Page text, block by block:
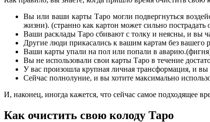
Вы или ваши карты Таро могли подвергнуться
жизни). (странно как картон может сильно пострадать
Ваши расклады Таро сбивают с толку и неясны, и вы
Другие люди прикасались к вашим картам без вашего
Ваши карты упали на пол или попали в
Вы не использовали свои карты Таро в течение
У вас произошла крупная личная трансформация, и
Сейчас полнолуние, и вы хотите максимально
И, наконец, иногда кажется, что сейчас самое подходящее
Как очистить свою колоду Таро